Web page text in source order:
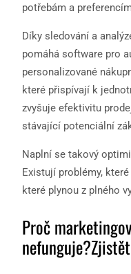
potřebám a
Díky sledování a
pomáhá software pro
personalizované
které přispívají k
zvyšuje efektivitu
stávající potenciální
Naplní se takový
Existují problémy,
které plynou z plného
Proč